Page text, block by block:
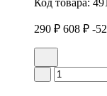
290 ₽ 608 ₽ -